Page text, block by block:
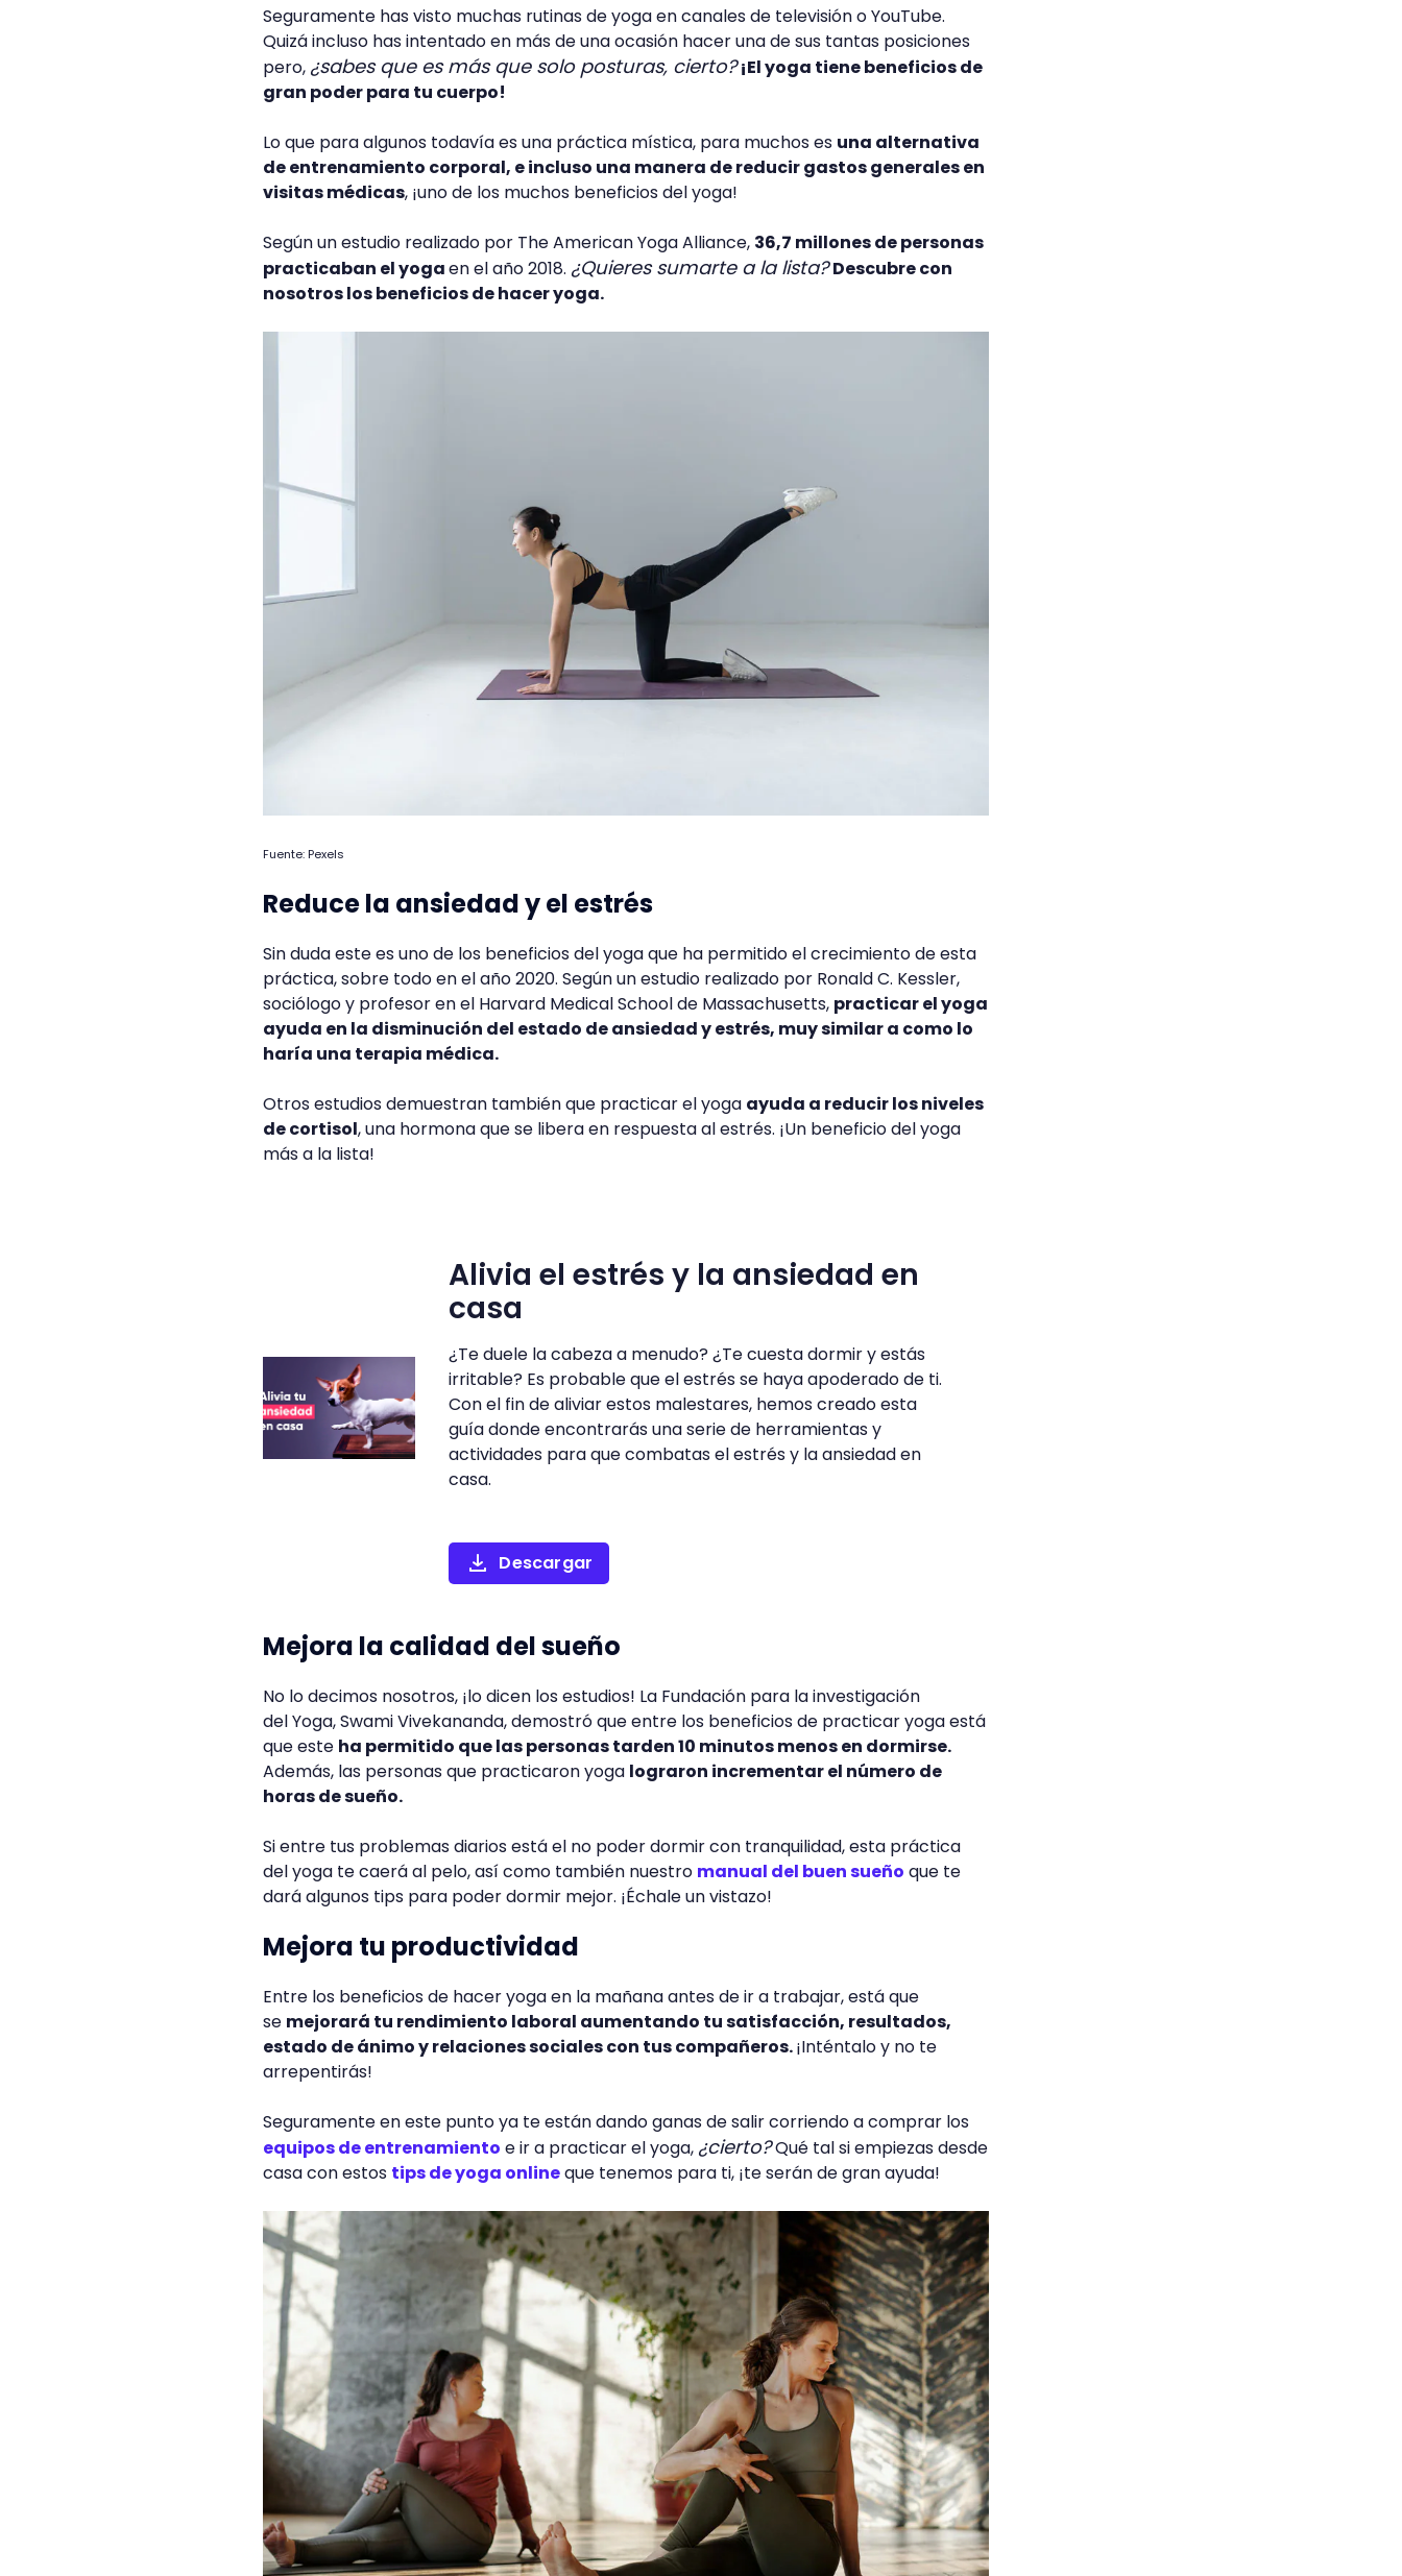
Seguramente has visto muchas rutinas de yoga en canales de televisión o YouTube.
Quizá incluso has intentado en más de una ocasión hacer una de sus tantas posiciones
pero, ¿sabes que es más que solo posturas, cierto?¡El yoga tiene beneficios de
gran poder para tu cuerpo!
Lo que para algunos todavía es una práctica mística, para muchos es una alternativa
de entrenamiento corporal, e incluso una manera de reducir gastos generales en
visitas médicas, ¡uno de los muchos beneficios del yoga!
Según un estudio realizado por The American Yoga Alliance, 36,7 millones de personas
practicaban el yogaen el año 2018. ¿Quieres sumarte a la lista? Descubre con
nosotros los beneficios de hacer yoga.
Fuente: Pexels
Reduce la ansiedad y el estrés
Sin duda este es uno de los beneficios del yoga que ha permitido el crecimiento de esta
práctica, sobre todo en el año 2020. Según un estudio realizado por Ronald C. Kessler,
sociólogo y profesor en el Harvard Medical School de Massachusetts, practicar el yoga
ayuda en la disminución del estado de ansiedad y estrés, muy similar a como lo
haría una terapia médica.
Otros estudios demuestran también que practicar el yoga ayuda a reducir los niveles
de cortisol, una hormona que se libera en respuesta al estrés. ¡Un beneficio del yoga
más a la lista!
Alivia el estrés y la ansiedad en
casa
¿Te duele la cabeza a menudo? ¿Te cuesta dormir y estás
irritable? Es probable que el estrés se haya apoderado de ti.
Con el fin de aliviar estos malestares, hemos creado esta
guía donde encontrarás una serie de herramientas y
actividades para que combatas el estrés y la ansiedad en
casa.
Descargar
Mejora la calidad del sueño
No lo decimos nosotros, ¡lo dicen los estudios! La Fundación para la investigación
del Yoga, Swami Vivekananda, demostró que entre los beneficios de practicar yoga está
que este ha permitido que las personas tarden 10 minutos menos en dormirse.
Además, las personas que practicaron yoga lograron incrementar el número de
horas de sueño.
Si entre tus problemas diarios está el no poder dormir con tranquilidad, esta práctica
del yoga te caerá al pelo, así como también nuestro manual del buen sueño que te
dará algunos tips para poder dormir mejor. ¡Échale un vistazo!
Mejora tu productividad
Entre los beneficios de hacer yoga en la mañana antes de ir a trabajar, está que
se mejorará tu rendimiento laboral aumentando tu satisfacción, resultados,
estado de ánimo y relaciones sociales con tus compañeros.¡Inténtalo y no te
arrepentirás!
Seguramente en este punto ya te están dando ganas de salir corriendo a comprar los
equipos de entrenamiento e ir a practicar el yoga, ¿cierto?Qué tal si empiezas desde
casa con estos tips de yoga onlineque tenemos para ti, ¡te serán de gran ayuda!